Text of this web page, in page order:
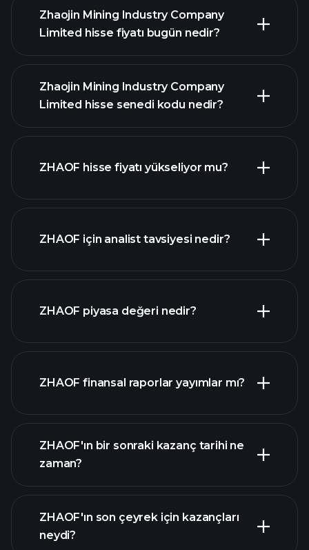
Zhaojin Mining Industry Company
Limited hisse fiyatı bugün nedir?
Zhaojin Mining Industry Company
Limited hisse senedi kodu nedir?
ZHAOF hisse fiyatı yükseliyor mu?
ZHAOF grafik
ZHAOF için analist tavsiyesi nedir?
ZHAOF piyasa değeri nedir?
piyasa
ZHAOF finansal raporlar yayımlar mı?
ZHAOF finansal verilerini
ZHAOF'ın bir sonraki kazanç tarihi ne
zaman?
ZHAOF'ın son çeyrek için kazançları
neydi?